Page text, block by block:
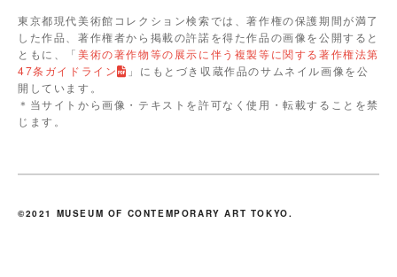
東京都現代美術館コレクション検索では、著作権の保護期間が満了
した作品、著作権者から掲載の許諾を得た作品の画像を公開すると
ともに、「美術の著作物等の展示に伴う複製等に関する著作権法第
47条ガイドライン
」にもとづき収蔵作品のサムネイル画像を公
開しています。
＊当サイトから画像・テキストを許可なく使用・転載することを禁
じます。
©2021 MUSEUM OF CONTEMPORARY ART TOKYO.